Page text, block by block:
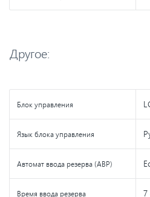
Другое:
Блок управления
Язык блока управления
Автомат ввода резерва (АВР)
Время ввода резерва 7